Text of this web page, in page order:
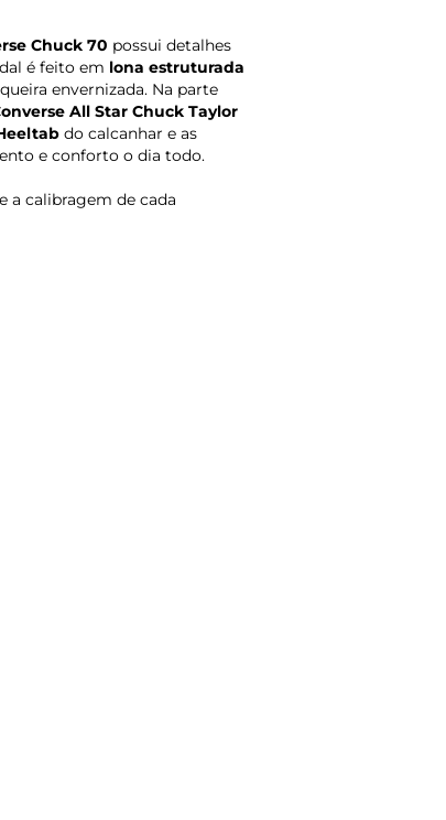
Chuck 70 possui detalhes
é feito em lona estruturada
envernizada. Na parte
All Star Chuck Taylor
do calcanhar e as
e conforto o dia todo.
a calibragem de cada